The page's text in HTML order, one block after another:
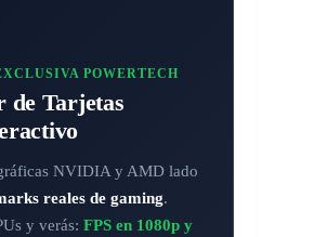
POWERTECH
de Tarjetas
NVIDIA y AMD lado
reales de gaming.
y verás: FPS en 1080p y